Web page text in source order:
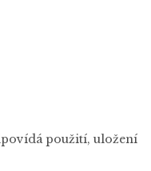
použití, uložení